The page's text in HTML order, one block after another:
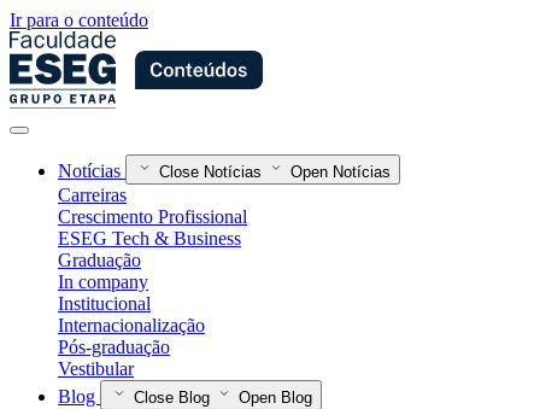
Ir para o conteúdo
Notícias Close Notícias Open Notícias
Carreiras
Crescimento Profissional
ESEG Tech & Business
Graduação
In company
Institucional
Internacionalização
Pós-graduação
Vestibular
Blog
Close Blog Open Blog